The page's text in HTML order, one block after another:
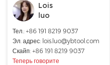
Lois
luo
Тел.: +86 191 8219 9037
Эл. адрес: lois.luo@ybtool.com
Скайп: +86 191 8219 9037
Теперь говорите